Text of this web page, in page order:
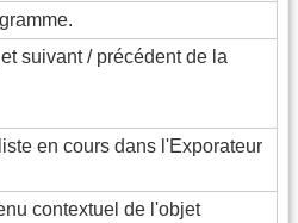
suivant / précédent de la
en cours dans l'Exporateur
contextuel de l'objet